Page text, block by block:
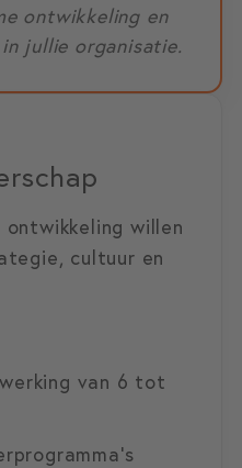
ontwikkeling en
jullie organisatie.
willen
cultuur en
van 6 tot